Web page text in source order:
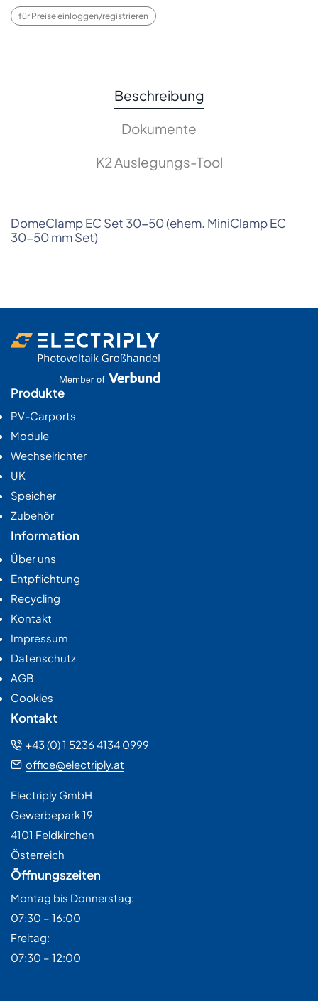
für Preise einloggen/registrieren
Beschreibung
Dokumente
K2 Auslegungs-Tool
DomeClamp EC Set 30-50 (ehem. MiniClamp EC
30-50 mm Set)
Produkte
PV-Carports
Module
Wechselrichter
UK
Speicher
Zubehör
Information
Über uns
Entpflichtung
Recycling
Kontakt
Impressum
Datenschutz
AGB
Cookies
Kontakt
+43 (0) 1 5236 4134 0999
office@electriply.at
Electriply GmbH
Gewerbepark 19
4101 Feldkirchen
Österreich
Öffnungszeiten
Montag bis Donnerstag:
07:30 – 16:00
Freitag:
07:30 – 12:00